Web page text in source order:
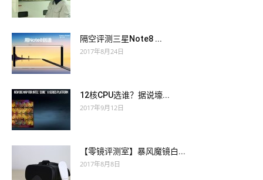
隔空评测三星Note8 ...
2017年8月24日
12核CPU选谁？据说壕...
2017年9月12日
【零镜评测室】暴风魔镜白...
2017年8月8日